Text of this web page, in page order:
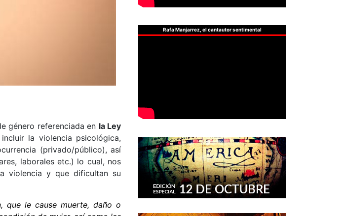
género referenciada en la Ley
la violencia psicológica,
(privado/público), así
laborales etc.) lo cual, nos
violencia y que dificultan su
que le cause muerte, daño o
Rafa Manjarrez, el cantautor sentimental